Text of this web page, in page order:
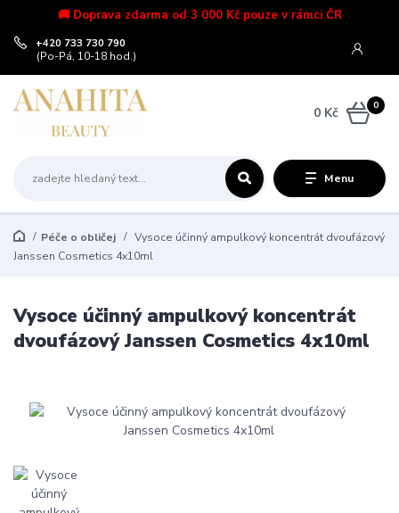
🚚 Doprava zdarma od 3 000 Kč pouze v rámci ČR
Menu
+420 733 730 790
(Po-Pá, 10-18 hod.)
0
0 Kč
Péče o obličej
Vysoce účinný ampulkový koncentrát dvoufázový
Janssen Cosmetics 4x10ml
Vysoce účinný ampulkový koncentrát
dvoufázový Janssen Cosmetics 4x10ml